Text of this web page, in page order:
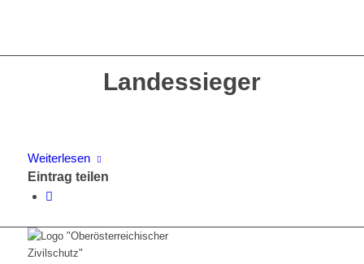
Landessieger
Weiterlesen
Eintrag teilen